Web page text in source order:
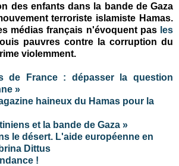
des enfants dans la bande de Gaza
terroriste islamiste Hamas.
médias français n'évoquent pas les
pauvres contre la corruption du
violemment.
de France : dépasser la question
»
haineux du Hamas pour la
et la bande de Gaza »
le désert. L'aide européenne en
Dittus
!